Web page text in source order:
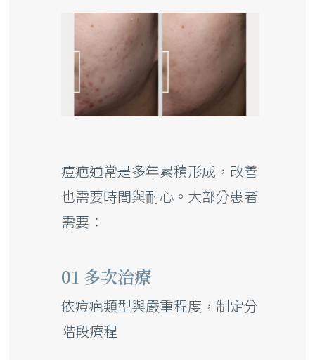
痘疤通常是多年累積形成，改善
也需要時間與耐心。大部分患者
需要：
01 多次治療
依痘疤類型與嚴重程度，制定分
階段療程